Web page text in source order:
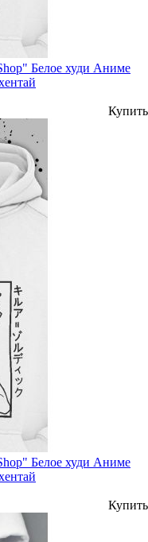
Белое худи Аниме
Купить
Белое худи Аниме
Купить